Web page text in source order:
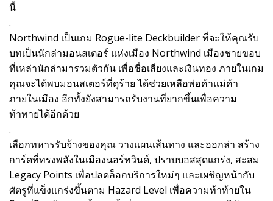
นี้
.
Northwind เป็นเกม Rogue-lite Deckbuilder ที่จะให้คุณรับ
บทเป็นนักล่ามอนสเตอร์ แห่งเมือง Northwind เมืองชายขอบ
ที่เหล่านักล่ามารวมตัวกัน เพื่อชื่อเสียงและเงินทอง ภายในเกม
คุณจะได้พบมอนสเตอร์ที่ดุร้าย ได้ช่วยเหลือพ่อค้าแม่ค้า
ภายในเมือง อีกทั้งยังสามารถรับงานที่ยากขึ้นเพื่อความ
ท้าทายได้อีกด้วย
.
เลือกทหารรับจ้างของคุณ วางแผนเส้นทาง และออกล่า สร้าง
การ์ดที่ทรงพลังในเมืองนอร์ทวินด์, ปราบบอสสุดแกร่ง, สะสม
Legacy Points เพื่อปลดล็อกบริการใหม่ๆ และเผชิญหน้ากับ
ศัตรูที่แข็งแกร่งขึ้นตาม Hazard Level เพื่อความท้าท้ายใน